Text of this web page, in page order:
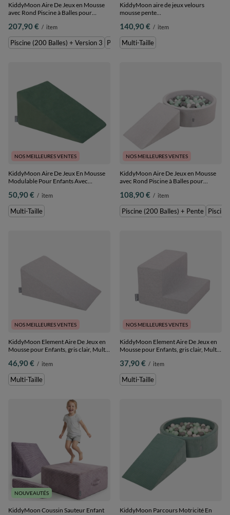
KiddyMoon Aire De Jeux en Mousse
avec Rond Piscine à Balles pour
pastel/saumon, Piscine (200 Balles) +
Version 3
207,90 € / item
Piscine (200 Balles) + Version 3 Piscine (300 Balles) + Version 3
KiddyMoon aire de jeux velours
mousse pente
sableux, Multi-Taille
140,90 € / item
Multi-Taille
NOS MEILLEURES VENTES
KiddyMoon Aire De Jeux En Mousse
Modulable Pour Enfants Avec
Matériaux Doux Favorisant
Imagination Et Créativité, vert forêt,
Multi-Taille
50,90 € / item
Multi-Taille
NOS MEILLEURES VENTES
KiddyMoon Aire De Jeux en Mousse
avec Rond Piscine à Balles pour
Piscine (200 Balles) + Pente
108,90 € / item
Piscine (200 Balles) + Pente
NOS MEILLEURES VENTES
KiddyMoon Element Aire De Jeux en
Mousse pour Enfants, gris clair, Multi-
46,90 € / item
Multi-Taille
NOS MEILLEURES VENTES
KiddyMoon Element Aire De Jeux en
Mousse pour Enfants, gris clair, Multi-
37,90 € / item
Multi-Taille
NOUVEAUTÉS
KiddyMoon Coussin Sauteur Enfant
KiddyMoon Parcours Motricité En